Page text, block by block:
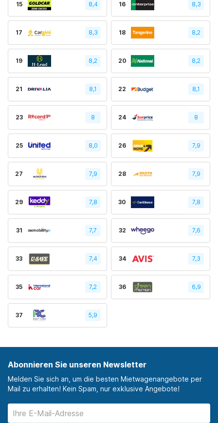
15 8,4 16 8,3
17 8,3 18 8,2
19 8,2 20 8,2
21 8,1 22 8,1
23 8 24 8
25 8,0 26 7,9
27 7,9 28 7,9
29 7,8 30 7,8
31 7,7 32 7,6
33 7,4 34 7,3
35 7,2 36 6,9
37 5,9
Abonnieren Sie unseren Newsletter
Melden Sie sich an, um die besten Mietwagenangebote per
Mail zu erhalten! Kein Spam, nur exklusive Angebote!